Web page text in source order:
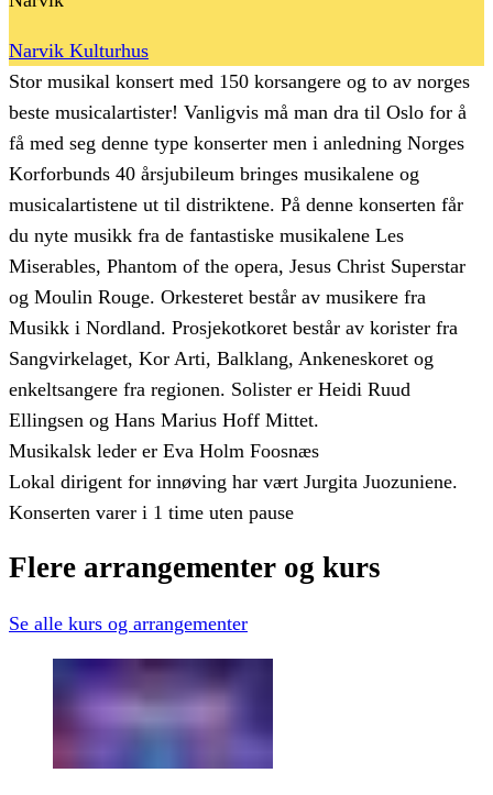
Narvik Kulturhus
Stor musikal konsert med 150 korsangere og to av norges
beste musicalartister! Vanligvis må man dra til Oslo for å
få med seg denne type konserter men i anledning Norges
Korforbunds 40 årsjubileum bringes musikalene og
musicalartistene ut til distriktene. På denne konserten får
du nyte musikk fra de fantastiske musikalene Les
Miserables, Phantom of the opera, Jesus Christ Superstar
og Moulin Rouge. Orkesteret består av musikere fra
Musikk i Nordland. Prosjekotkoret består av korister fra
Sangvirkelaget, Kor Arti, Balklang, Ankeneskoret og
enkeltsangere fra regionen. Solister er Heidi Ruud
Ellingsen og Hans Marius Hoff Mittet.
Musikalsk leder er Eva Holm Foosnæs
Lokal dirigent for innøving har vært Jurgita Juozuniene.
Konserten varer i 1 time uten pause
Flere arrangementer og kurs
Se alle kurs og arrangementer